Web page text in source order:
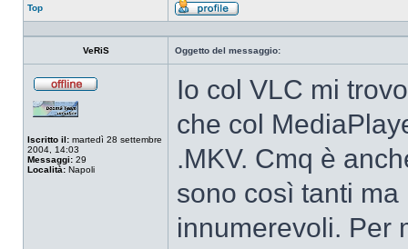
Top
Profilo
VeRiS Oggetto del messaggio:
Iscritto il: martedì 28 settembre
2004, 14:03
Messaggi: 29
Località: Napoli
Io col VLC mi
che col
.MKV. Cmq è
sono così tanti
innumerevoli. Per